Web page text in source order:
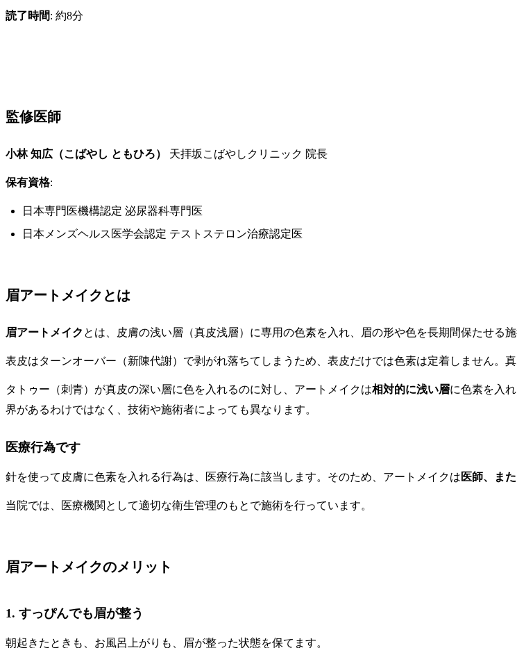
読了時間: 約8分
監修医師
小林 知広（こばやし ともひろ） 天拝坂こばやしクリニック 院長
保有資格:
日本専門医機構認定 泌尿器科専門医
日本メンズヘルス医学会認定 テストステロン治療認定医
眉アートメイクとは
眉アートメイク とは、皮膚の浅い層（真皮浅層）に専用の色素を入れ、眉の形や色を長期間保たせる施
表皮はターンオーバー（新陳代謝）で剥がれ落ちてしまうため、表皮だけでは色素は定着しません。
タトゥー（刺青）が真皮の深い層に色を入れるのに対し、アートメイクは相対的に浅い層に色素を入
界があるわけではなく、技術や施術者によっても異なります。
医療行為です
針を使って皮膚に色素を入れる行為は、医療行為に該当します。そのため、アートメイクは 医師、ま
当院では、医療機関として適切な衛生管理のもとで施術を行っています。
眉アートメイクのメリット
1. すっぴんでも眉が整う
朝起きたときも、お風呂上がりも、眉が整った状態を保てます。